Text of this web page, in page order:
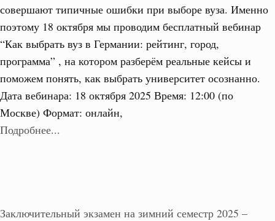
совершают типичные ошибки при выборе вуза. Именно
поэтому 18 октября мы проводим бесплатный вебинар
“Как выбрать вуз в Германии: рейтинг, город,
программа” , на котором разберём реальные кейсы и
поможем понять, как выбрать университет осознанно.
Дата вебинара: 18 октября 2025 Время: 12:00 (по
Москве) Формат: онлайн,
Подробнее...
Заключительный экзамен на зимний семестр 2025 –